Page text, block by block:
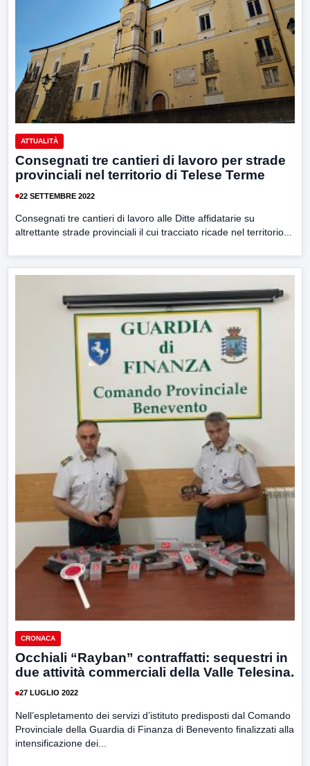
ATTUALITÀ
Consegnati tre cantieri di lavoro per strade
provinciali nel territorio di Telese Terme
22 SETTEMBRE 2022
Consegnati tre cantieri di lavoro alle Ditte affidatarie su
altrettante strade provinciali il cui tracciato ricade nel territorio...
CRONACA
Occhiali “Rayban” contraffatti: sequestri in
due attività commerciali della Valle Telesina.
27 LUGLIO 2022
Nell’espletamento dei servizi d’istituto predisposti dal Comando
Provinciale della Guardia di Finanza di Benevento finalizzati alla
intensificazione dei...